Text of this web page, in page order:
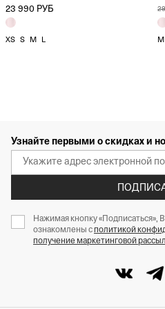
23 990 РУБ
XS S M L M
Узнайте первыми о скидках и
Нажимая кнопку «Подписаться»,
ознакомлены с политикой
получение маркетинговой